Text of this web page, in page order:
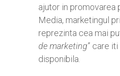
ajutor in promovarea
Media, marketingul
reprezinta cea mai
de marketing” care
disponibila.